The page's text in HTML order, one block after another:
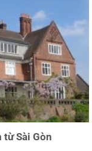
Sài Gòn